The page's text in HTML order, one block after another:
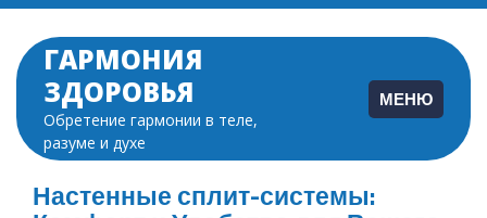
Перейти
содержимому
ГАРМОНИЯ
ЗДОРОВЬЯ
Обретение гармонии в теле,
разуме и духе
МЕНЮ
Настенные сплит-системы: